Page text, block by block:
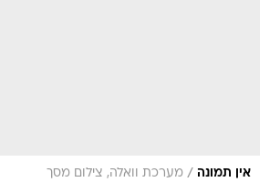
אין תמונה / מערכת וואלה, צילום מסך